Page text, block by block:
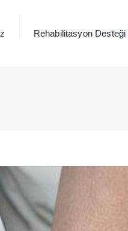
Rehabilitasyon Desteği